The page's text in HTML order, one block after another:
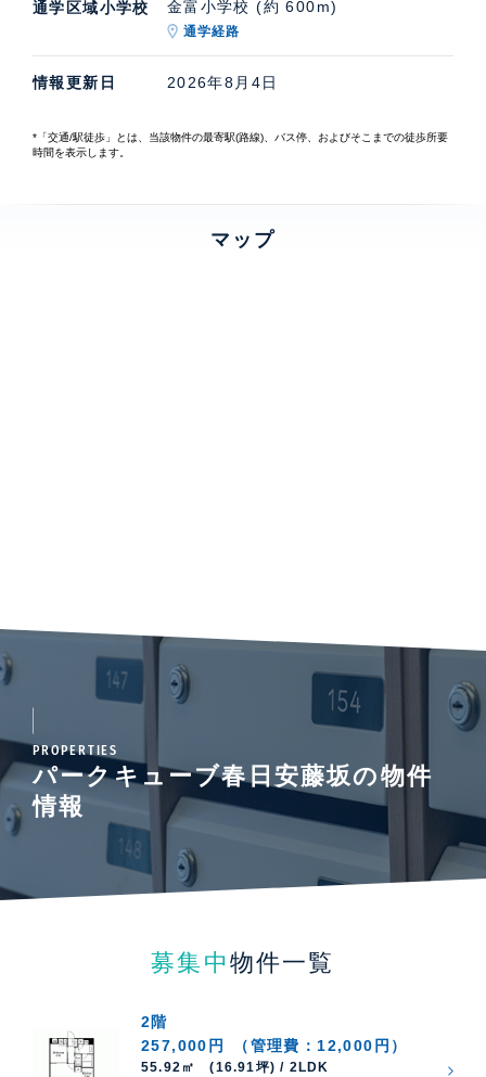
通学区域小学校 金富小学校 (約 600m)
通学経路
情報更新日 2026年8月4日
*「交通/駅徒歩」とは、当該物件の最寄駅(路線)、バス停、およびそこまでの徒歩所要
時間を表示します。
マップ
PROPERTIES
パークキューブ春日安藤坂の物件
情報
募集中 物件一覧
2階
257,000円
（管理費：12,000円）
55.92㎡ (16.91坪) / 2LDK